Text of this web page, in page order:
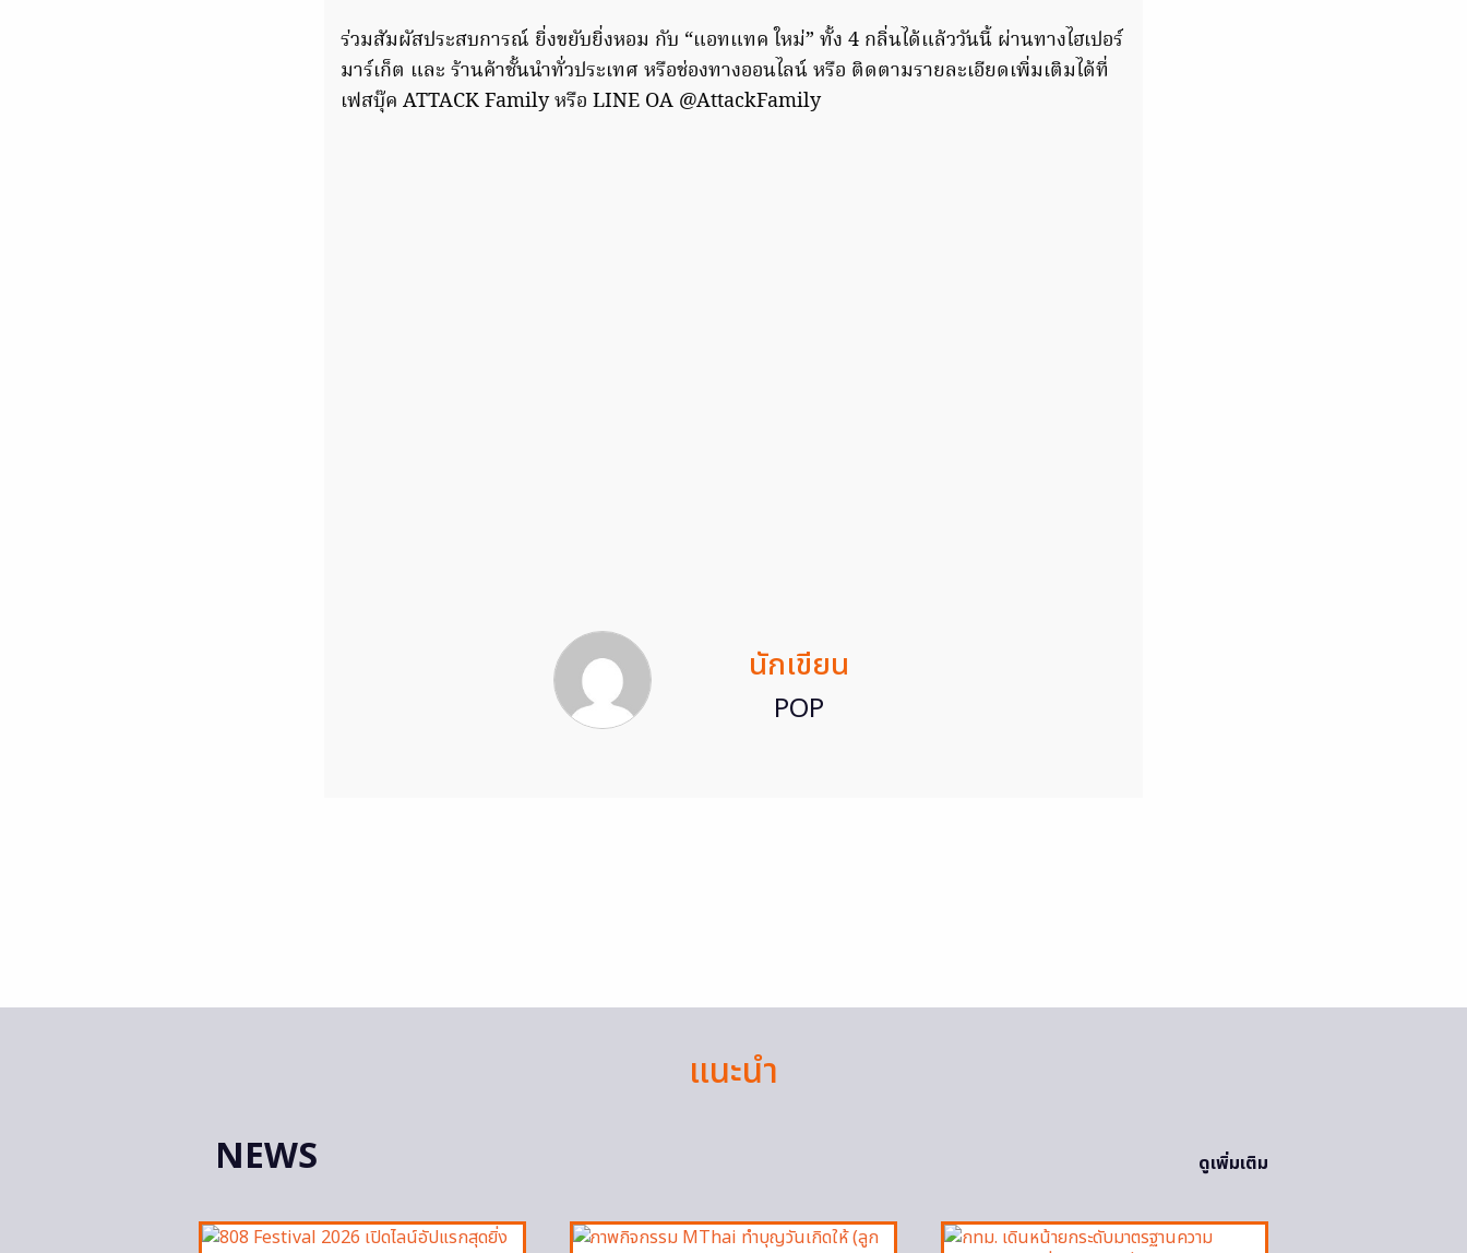
ร่วมสัมผัสประสบการณ์ ยิ่งขยับยิ่งหอม กับ “แอทแทค ใหม่” ทั้ง 4 กลิ่นได้แล้ววันนี้ ผ่านทางไฮเปอร์
มาร์เก็ต และ ร้านค้าชั้นนำทั่วประเทศ หรือช่องทางออนไลน์ หรือ ติดตามรายละเอียดเพิ่มเติมได้ที่
เฟสบุ๊ค ATTACK Family หรือ LINE OA @AttackFamily
นักเขียน
POP
แนะนำ
NEWS
ดูเพิ่มเติม